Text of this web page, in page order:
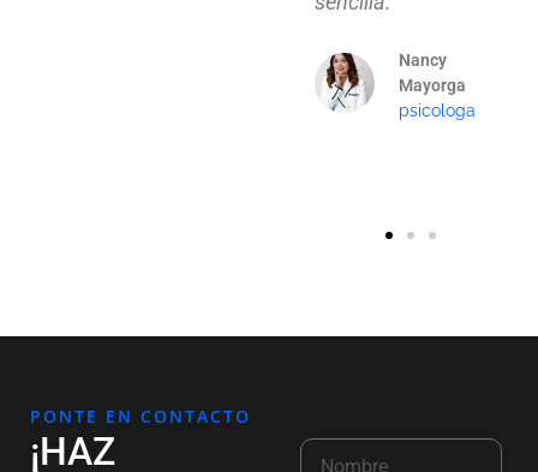
Nancy
Mayorga
psicologa
PONTE EN CONTACTO
¡HAZ